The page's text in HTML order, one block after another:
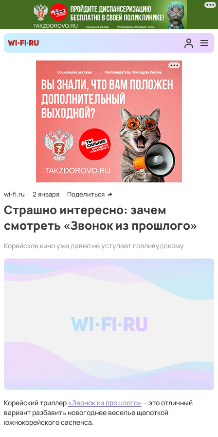
wi-fi.ru 2 января Поделиться
Страшно интересно: зачем
смотреть «Звонок из прошлого»
Корейское кино уже давно не уступает голливудскому
Корейский триллер «Звонок из прошлого» – это отличный
вариант разбавить новогоднее веселье щепоткой
южнокорейского саспенса.